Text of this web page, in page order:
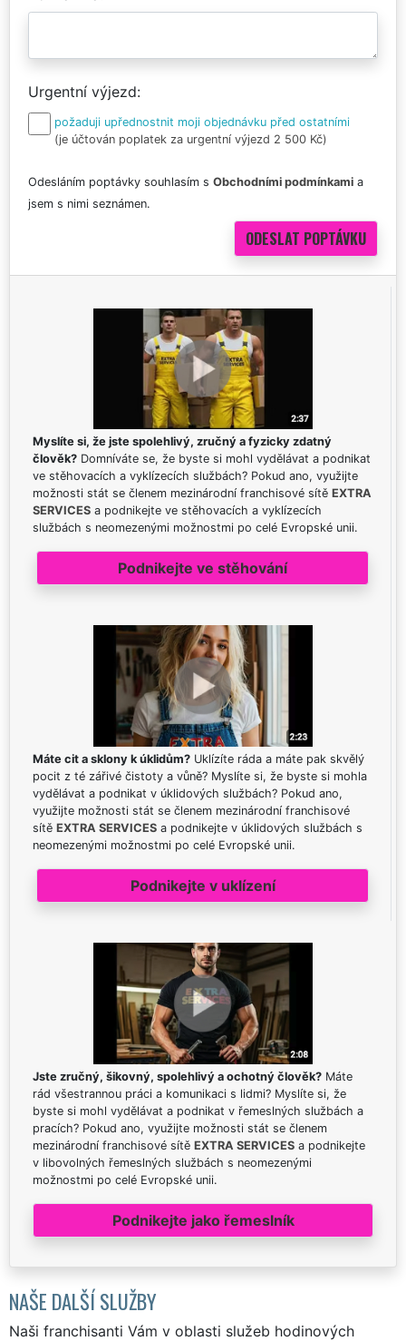
Urgentní výjezd
požaduji upřednostnit moji objednávku před ostatními
(je účtován poplatek za urgentní výjezd 2 500 Kč)
Odesláním poptávky souhlasím s Obchodními podmínkami a
jsem s nimi seznámen.
Myslíte si, že jste spolehlivý, zručný a fyzicky zdatný
člověk? Domníváte se, že byste si mohl vydělávat a podnikat
ve stěhovacích a vyklízecích službách? Pokud ano, využijte
možnosti stát se členem mezinárodní franchisové sítě EXTRA
SERVICES a podnikejte ve stěhovacích a vyklízecích
službách s neomezenými možnostmi po celé Evropské unii.
Podnikejte ve stěhování
Máte cit a sklony k úklidům? Uklízíte ráda a máte pak skvělý
pocit z té zářivé čistoty a vůně? Myslíte si, že byste si mohla
vydělávat a podnikat v úklidových službách? Pokud ano,
využijte možnosti stát se členem mezinárodní franchisové
sítě EXTRA SERVICES a podnikejte v úklidových službách s
neomezenými možnostmi po celé Evropské unii.
Podnikejte v uklízení
Jste zručný, šikovný, spolehlivý a ochotný člověk? Máte
rád všestrannou práci a komunikaci s lidmi? Myslíte si, že
byste si mohl vydělávat a podnikat v řemeslných službách a
pracích? Pokud ano, využijte možnosti stát se členem
mezinárodní franchisové sítě EXTRA SERVICES a podnikejte
v libovolných řemeslných službách s neomezenými
možnostmi po celé Evropské unii.
Podnikejte jako řemeslník
NAŠE DALŠÍ SLUŽBY
Naši franchisanti Vám v oblasti služeb hodinových